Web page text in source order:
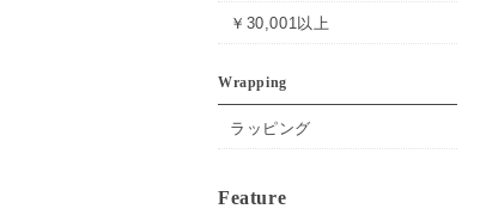
￥30,001以上
Wrapping
ラッピング
Feature